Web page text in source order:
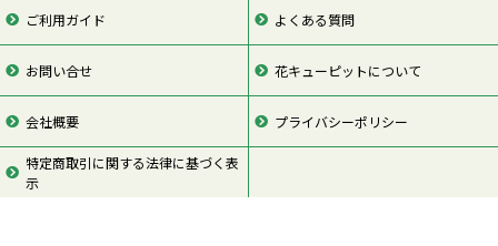
ご利用ガイド よくある質問
お問い合せ 花キューピットについて
会社概要 プライバシーポリシー
特定商取引に関する法律に基づく表
示